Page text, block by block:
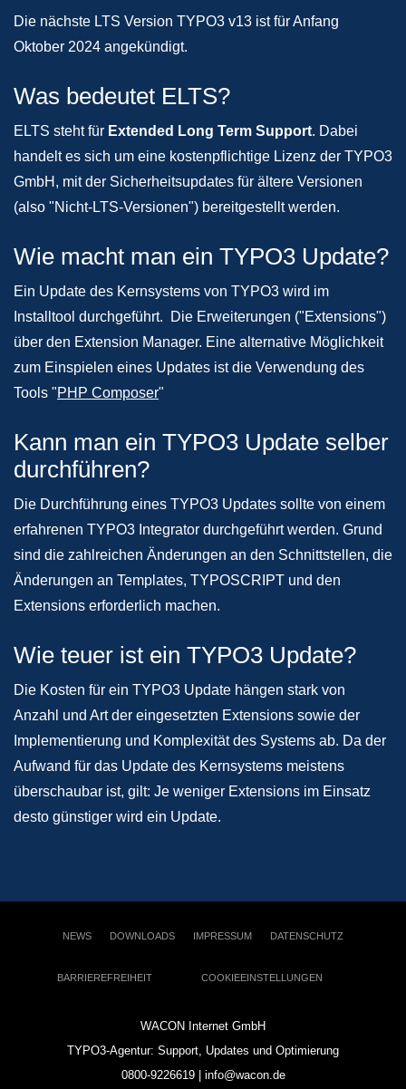
Die nächste LTS Version TYPO3 v13 ist für Anfang
Oktober 2024 angekündigt.
Was bedeutet ELTS?
ELTS steht für Extended Long Term Support. Dabei
handelt es sich um eine kostenpflichtige Lizenz der TYPO3
GmbH, mit der Sicherheitsupdates für ältere Versionen
(also "Nicht-LTS-Versionen") bereitgestellt werden.
Wie macht man ein TYPO3 Update?
Ein Update des Kernsystems von TYPO3 wird im
Installtool durchgeführt. Die Erweiterungen ("Extensions")
über den Extension Manager. Eine alternative Möglichkeit
zum Einspielen eines Updates ist die Verwendung des
Tools "PHP Composer"
Kann man ein TYPO3 Update selber
durchführen?
Die Durchführung eines TYPO3 Updates sollte von einem
erfahrenen TYPO3 Integrator durchgeführt werden. Grund
sind die zahlreichen Änderungen an den Schnittstellen, die
Änderungen an Templates, TYPOSCRIPT und den
Extensions erforderlich machen.
Wie teuer ist ein TYPO3 Update?
Die Kosten für ein TYPO3 Update hängen stark von
Anzahl und Art der eingesetzten Extensions sowie der
Implementierung und Komplexität des Systems ab. Da der
Aufwand für das Update des Kernsystems meistens
überschaubar ist, gilt: Je weniger Extensions im Einsatz
desto günstiger wird ein Update.
NEWS DOWNLOADS IMPRESSUM DATENSCHUTZ
BARRIEREFREIHEIT COOKIEEINSTELLUNGEN
WACON Internet GmbH
TYPO3-Agentur: Support, Updates und Optimierung
0800-9226619 | info@wacon.de